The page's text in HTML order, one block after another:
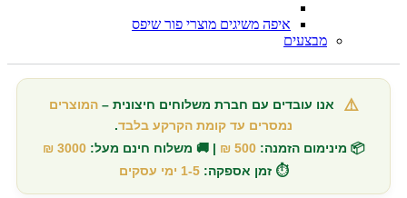
איפה משיגים מוצרי פור שיפס
מבצעים
⚠️ אנו עובדים עם חברת משלוחים חיצונית –המוצרים
נמסרים עד קומת הקרקע בלבד.
📦 מינימום הזמנה: 500 ₪ | 🚚 משלוח חינם מעל: 3000 ₪
⏱️ זמן אספקה: 1-5 ימי עסקים